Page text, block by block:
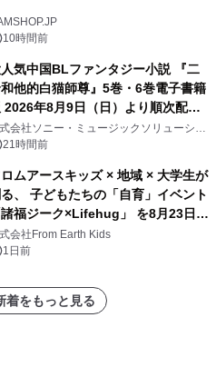
10時間前
気中国BLファンタジー小説 『二
他的白猫師尊』5巻・6巻電子書籍
2026年8月9日（日）より順次配信
会社ソニー・ミュージックソリューショ
21時間前
ムアースキッズ × 地域 × 大学生が
、 子どもたちの「自育」イベント
諸福ジーク×Lifehug」 を8月23日
)開催
会社From Earth Kids
1日前
着をもっと見る